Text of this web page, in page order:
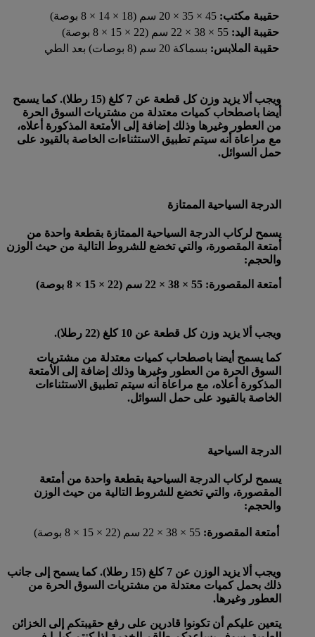
حقيبة مكتب:
حقيبة اليد:
حقيبة الملابس: بسماكة 20 سم (8 بوصات) بعد الطي
ويجب ألا يزيد وزن كل قطعة عن 7 كلغ (15 رطلا). كما يسمح
أيضا باصطحاب كميات معتدلة من مشتريات السوق الحرة
من العطور وغيرها وذلك إضافة إلى الأمتعة المذكورة أعلاه،
مع مراعاة أنه سيتم تطبيق الاستثناءات الخاصة بالقيود على
حمل السوائل.
الدرجة السياحية الممتازة
يسمح لركاب الدرجة السياحية الممتازة بقطعة واحدة من
أمتعة المقصورة، والتي تخضع للشروط التالية من حيث الوزن
والحجم:
أمتعة المقصورة: 55 × 38 × 22 سم (22 × 15 × 8 بوصة)
ويجب ألا يزيد وزن كل قطعة عن 10 كلغ (22 رطلا).
كما يسمح أيضا باصطحاب كميات معتدلة من مشتريات
السوق الحرة من العطور وغيرها وذلك إضافة إلى الأمتعة
المذكورة أعلاه، مع مراعاة أنه سيتم تطبيق الاستثناءات
الخاصة بالقيود على حمل السوائل.
الدرجة السياحية
يسمح لركاب الدرجة السياحية بقطعة واحدة من أمتعة
المقصورة، والتي تخضع للشروط التالية من حيث الوزن
والحجم:
أمتعة المقصورة: 55 × 38 × 22 سم (22 × 15 × 8 بوصة)
ويجب ألا يزيد الوزن عن 7 كلغ (15 رطلا). كما يسمح إلى جانب
ذلك بحمل كميات معتدلة من مشتريات السوق الحرة من
العطور وغيرها.
يتعين عليكم أن تكونوا قادرين على رفع حقيبتكم إلى الخزائن